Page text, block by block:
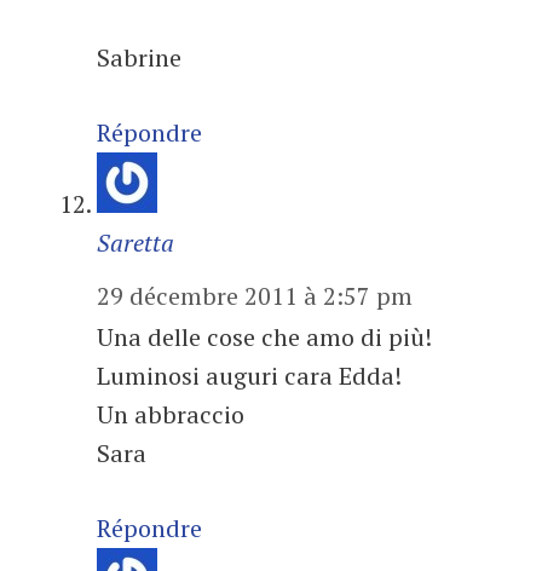
Sabrine
Répondre
Saretta
29 décembre 2011 à 2:57 pm
Una delle cose che amo di più!
Luminosi auguri cara Edda!
Un abbraccio
Sara
Répondre